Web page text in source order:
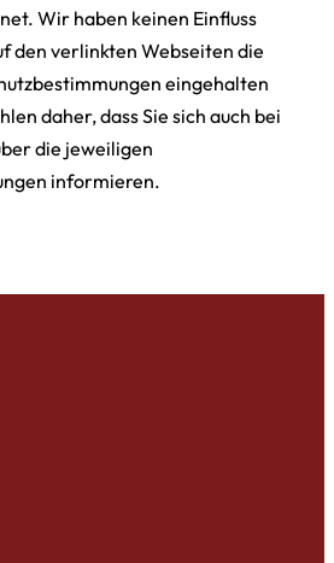
Wir haben keinen Einfluss
den verlinkten Webseiten die
eingehalten
daher, dass Sie sich auch bei
die jeweiligen
informieren.